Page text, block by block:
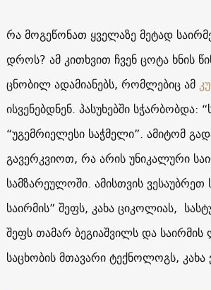
რა მოგეწონათ ყველაზე მეტად
დროს? ამ კითხვით ჩვენ ცოტა ხნის
ცნობილ ადამიანებს, რომლებიც ამ
ისვენებდნენ. პასუხებში სჭარბობდა:
“უგემრიელესი საჭმელი”. ამიტომ
გავერკვიოთ, რა არის უნიკალური
სამზარეულოში. ამისთვის
საირმის” შეფს, კახა ციკოლიას,
შეფს თამარ ბეგიაშვილს და
საცხობის მთავარი ტექნოლოგს, კახა